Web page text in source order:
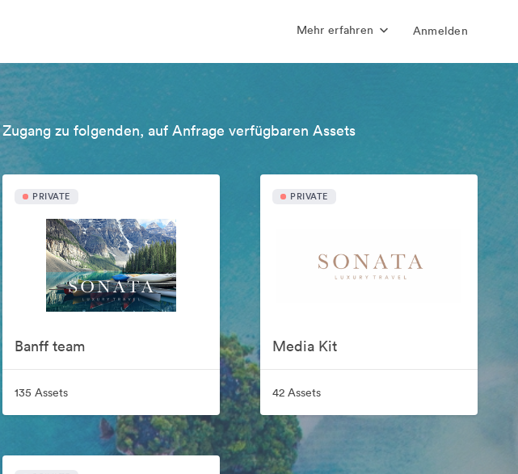
Mehr erfahren Anmelden
Zugang zu folgenden, auf Anfrage verfügbaren Assets
PRIVATE
Banff team
135 Assets
PRIVATE
Media Kit
42 Assets